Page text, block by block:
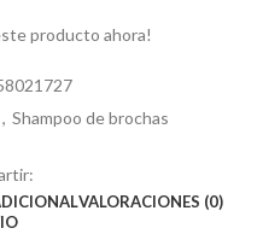
producto ahora!
, Shampoo de brochas
VALORACIONES (0)